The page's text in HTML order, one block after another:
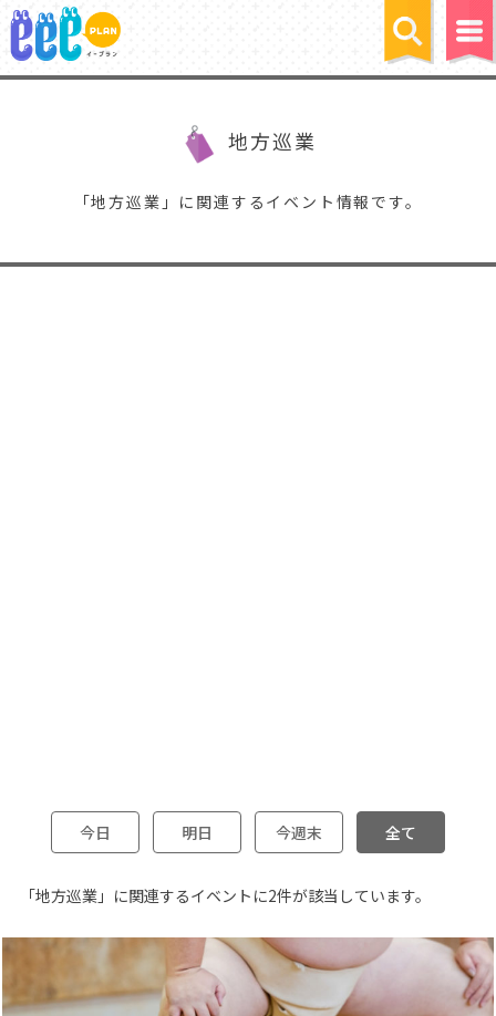
地方巡業
「地方巡業」に関連するイベント情報です。
今日 明日 今週末 全て
「地方巡業」に関連するイベントに2件が該当しています。